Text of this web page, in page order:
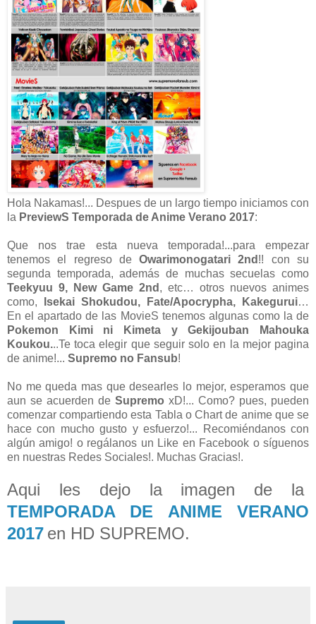
Hola Nakamas!... Despues de un largo tiempo iniciamos con
la PreviewS Temporada de Anime Verano 2017:
Que nos trae esta nueva temporada!...para empezar
tenemos el regreso deOwarimonogatari 2nd !! con su
segunda temporada, además de muchas secuelas como
Teekyuu 9, New Game 2nd , etc… otros nuevos animes
como,
Isekai Shokudou, Fate/Apocrypha, Kakegurui…
En el apartado de las MovieS tenemos algunas como la de
Pokemon Kimi ni Kimeta y Gekijouban Mahouka
Koukou...Te toca elegir que seguir solo en la mejor pagina
de anime!... Supremo no Fansub!
No me queda mas que desearles lo mejor, esperamos que
aun se acuerden de Supremo xD!... Como? pues, pueden
comenzar compartiendo esta Tabla o Chart de anime que se
hace con mucho gusto y esfuerzo!... Recomiéndanos con
algún amigo! o regálanos un Like en Facebook o síguenos
en nuestras Redes Sociales!. Muchas Gracias!.
Aqui les dejo la imagen de la
TEMPORADA DE ANIME VERANO
2017 en HD SUPREMO.